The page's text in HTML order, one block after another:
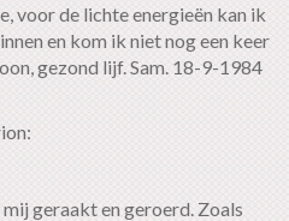
voor de lichte energieën kan ik
en kom ik niet nog een keer
gezond lijf. Sam. 18-9-1984
geraakt en geroerd. Zoals